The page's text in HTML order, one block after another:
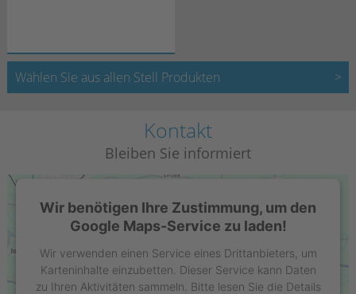
Wählen Sie aus allen Stell Produkten
Kontakt
Bleiben Sie informiert
Wir benötigen Ihre Zustimmung, um den
Google Maps-Service zu laden!
Wir verwenden einen Service eines Drittanbieters, um
Karteninhalte einzubetten. Dieser Service kann Daten
zu Ihren Aktivitäten sammeln. Bitte lesen Sie die Details